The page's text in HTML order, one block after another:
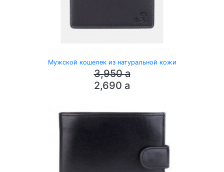
Мужской кошелек из натуральной кожи
3,950a
2,690 a